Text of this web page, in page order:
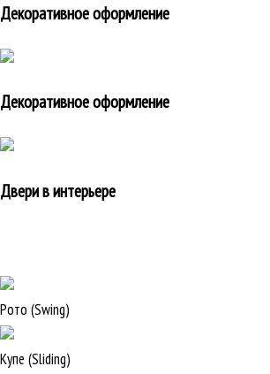
Декоративное оформление
Декоративное оформление
Двери в интерьере
Рото (Swing)
Купе (Sliding)